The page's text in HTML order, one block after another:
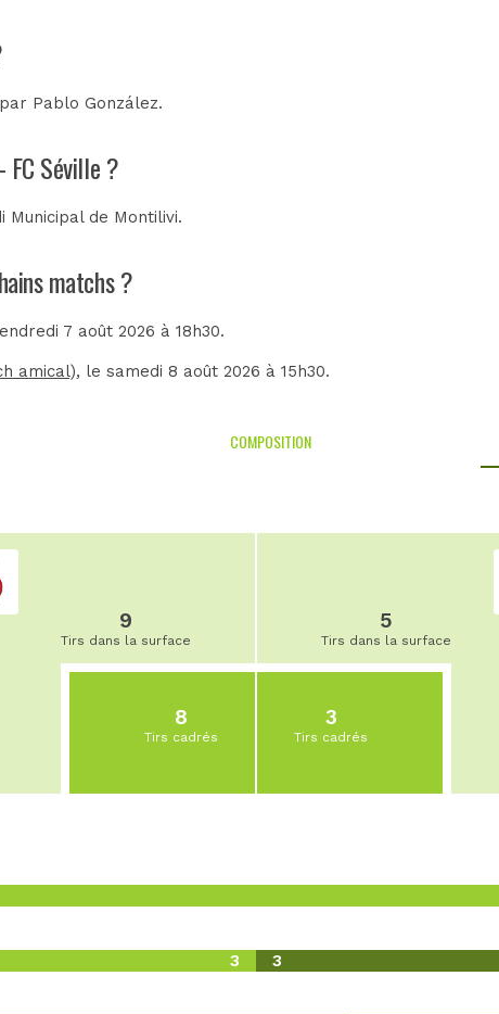
Pablo González.
FC Séville ?
Municipal de Montilivi.
matchs ?
7 août 2026 à 18h30.
amical), le samedi 8 août 2026 à 15h30.
COMPOSITION
9
Tirs dans la surface
8
Tirs cadrés
5
Tirs dans la surface
3
Tirs cadrés
3 3